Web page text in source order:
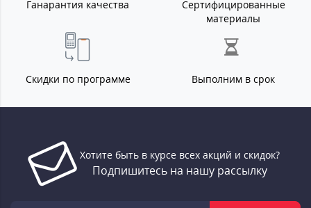
Ганарантия качества
Сертифицированные
материалы
Скидки по программе Выполним в срок
Хотите быть в курсе всех акций и скидок?
Подпишитесь на нашу рассылку